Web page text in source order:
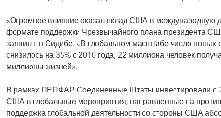
«Огромное влияние оказал вклад США в международную
формате поддержки Чрезвычайного плана
заявил г-н Сидибе. «В глобальном масштабе число новых
снизилось на 35% с 2010 года, 22 миллиона человек
миллионы жизней».
В рамках ПЕПФАР Соединенные Штаты инвестировали с
США в глобальные мероприятия, направленные на
поддержка глобальной деятельности со стороны США